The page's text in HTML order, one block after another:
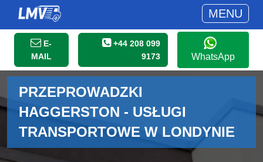
MENU
E-
MAIL
+44 208 099
9173
WhatsApp
PRZEPROWADZKI
HAGGERSTON - USŁUGI
TRANSPORTOWE W LONDYNIE